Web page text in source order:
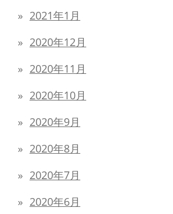
2021年1月
2020年12月
2020年11月
2020年10月
2020年9月
2020年8月
2020年7月
2020年6月